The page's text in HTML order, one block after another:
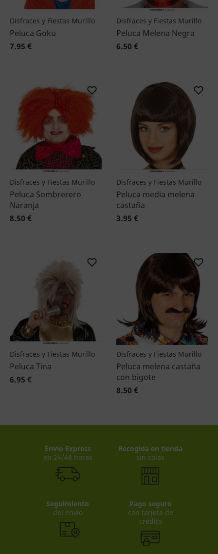
Disfraces y Fiestas Murillo
Peluca Goku
7.95 €
Disfraces y Fiestas Murillo
Peluca Melena Negra
6.50 €
Disfraces y Fiestas Murillo
Peluca Sombrerero
Naranja
8.50 €
Disfraces y Fiestas Murillo
Peluca media melena
castaña
3.95 €
Disfraces y Fiestas Murillo
Peluca Tina
6.95 €
Disfraces y Fiestas Murillo
Peluca melena castaña
con bigote
8.50 €
Envio Express
en 24/48 horas
Recogida en tienda
sin colas
Seguimiento
del envío
Pago seguro
con tarjeta de
crédito